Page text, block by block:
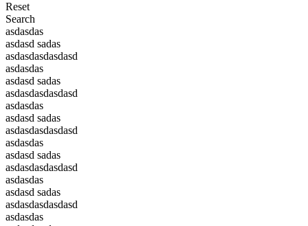
Reset
Search
asdasdas
asdasd sadas
asdasdasdasdasd
asdasdas
asdasd sadas
asdasdasdasdasd
asdasdas
asdasd sadas
asdasdasdasdasd
asdasdas
asdasd sadas
asdasdasdasdasd
asdasdas
asdasd sadas
asdasdasdasdasd
asdasdas